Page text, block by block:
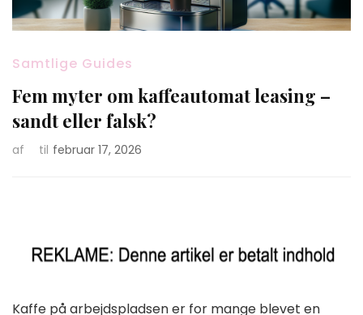
Samtlige Guides
Fem myter om kaffeautomat leasing –
sandt eller falsk?
af til februar 17, 2026
Kaffe på arbejdspladsen er for mange blevet en